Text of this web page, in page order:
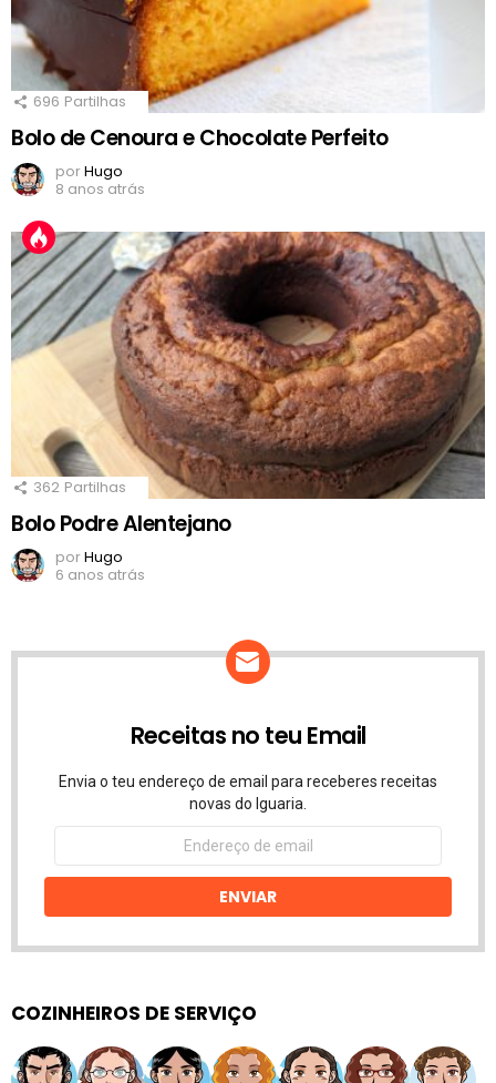
696 Partilhas
Bolo de Cenoura e Chocolate Perfeito
porHugo
8 anos atrás
362 Partilhas
Bolo Podre Alentejano
porHugo
6 anos atrás
Receitas no teu Email
Envia o teu endereço de email para receberes receitas
novas do Iguaria.
Endereço
email
ENVIAR
COZINHEIROS DE SERVIÇO